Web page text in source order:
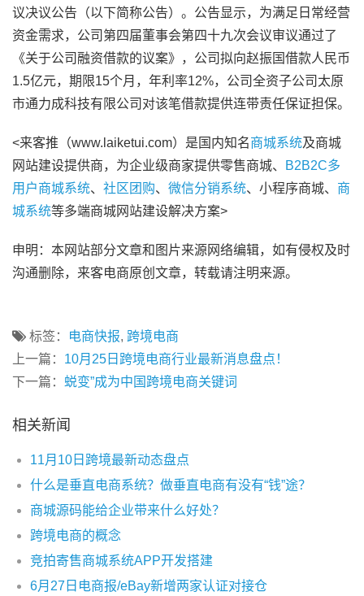
议决议公告（以下简称公告）。公告显示，为满足日常经营
资金需求，公司第四届董事会第四十九次会议审议通过了
《关于公司融资借款的议案》，公司拟向赵振国借款人民币
1.5亿元，期限15个月，年利率12%，公司全资子公司太原
市通力成科技有限公司对该笔借款提供连带责任保证担保。
<来客推（www.laiketui.com）是国内知名商城系统及商城
网站建设提供商，为企业级商家提供零售商城、
B2B2C多
用户商城系统、 社区团购、 微信分销系统、小程序商城、 商
城系统等多端商城网站建设解决方案>
申明：本网站部分文章和图片来源网络编辑，如有侵权及时
沟通删除，来客电商原创文章，转载请注明来源。
标签： 电商快报, 跨境电商
上一篇： 10月25日跨境电商行业最新消息盘点！
下一篇： 蜕变”成为中国跨境电商关键词
相关新闻
11月10日跨境最新动态盘点
什么是垂直电商系统？做垂直电商有没有“钱”途？
商城源码能给企业带来什么好处？
跨境电商的概念
竞拍寄售商城系统APP开发搭建
6月27日电商报/eBay新增两家认证对接仓